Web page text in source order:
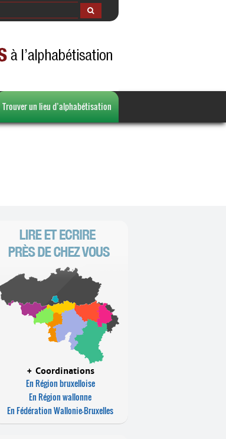
Trouver un lieu d’alphabétisation
+ Coordinations
En Région bruxelloise
En Région wallonne
En Fédération Wallonie-Bruxelles